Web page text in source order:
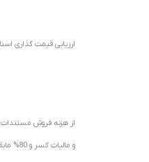
ارزیابی قیمت گذاری
و